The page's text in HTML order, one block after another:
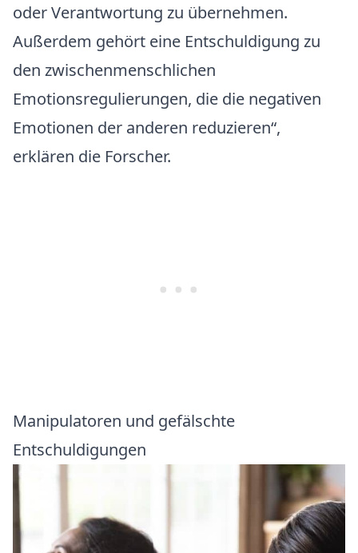
oder Verantwortung zu übernehmen.
Außerdem gehört eine Entschuldigung zu
den zwischenmenschlichen
Emotionsregulierungen, die die negativen
Emotionen der anderen reduzieren“,
erklären die Forscher.
Manipulatoren und gefälschte
Entschuldigungen